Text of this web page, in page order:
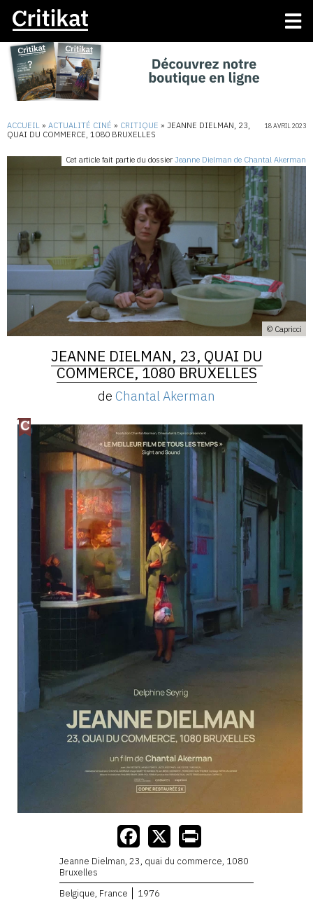
ACCUEIL » ACTUALITÉ CINÉ » CRITIQUE » JEANNE DIELMAN, 23,
QUAI DU COMMERCE, 1080 BRUXELLES
18 AVRIL 2023
© Capricci
Cet article fait partie du dossier Jeanne Dielman de Chantal Akerman
JEANNE DIELMAN, 23, QUAI DU
COMMERCE, 1080 BRUXELLES
de Chantal Akerman
Jeanne Dielman, 23, quai du commerce, 1080
Bruxelles
Belgique, France
1976